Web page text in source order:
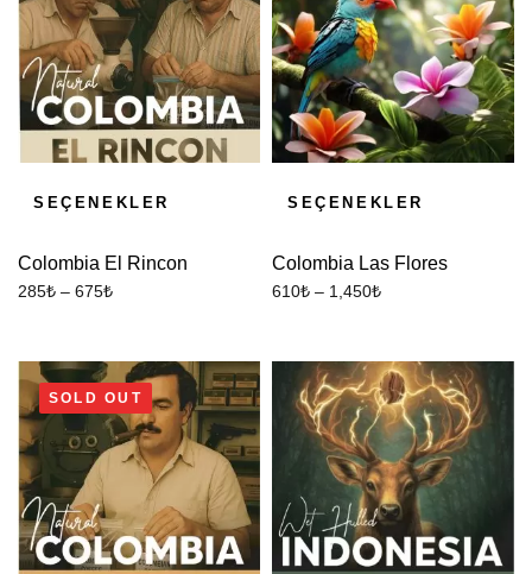
SEÇENEKLER
Colombia El Rincon
285₺ – 675₺
SEÇENEKLER
Colombia Las Flores
610₺ – 1,450₺
SOLD OUT